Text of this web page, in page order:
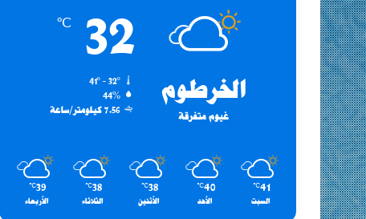
الخرطوم
غيوم متفرقة
32
℃
41º - 32º
44%
7.56 كيلومتر/ساعة
41
℃
السبت
40
℃
الأحد
38
℃
الأثنين
38
℃
الثلاثاء
39
℃
الأربعاء